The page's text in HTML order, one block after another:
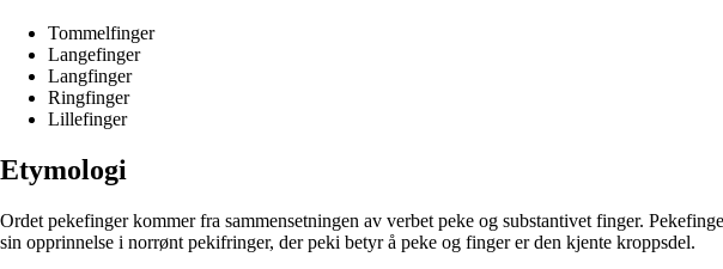
Tommelfinger
Langefinger
Langfinger
Ringfinger
Lillefinger
Etymologi
Ordet pekefinger kommer fra sammensetningen av verbet peke og substantivet finger.
sin opprinnelse i norrønt pekifringer, der peki betyr å peke og finger er den kjente kroppsdel.